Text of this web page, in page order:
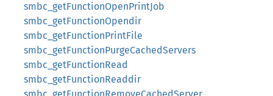
smbc_getFunctionOpenPrintJob
smbc_getFunctionOpendir
smbc_getFunctionPrintFile
smbc_getFunctionPurgeCachedServers
smbc_getFunctionRead
smbc_getFunctionReaddir